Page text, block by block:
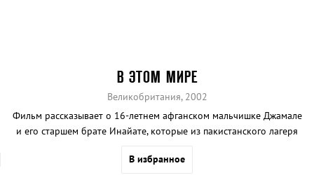
В ЭТОМ МИРЕ
Великобритания, 2002
Фильм рассказывает о 16-летнем афганском мальчишке Джамале
и его старшем брате Инайате, которые из пакистанского лагеря
Италию и Францию, пешком через горы, в автобусах, в трейлерах,
В избранное